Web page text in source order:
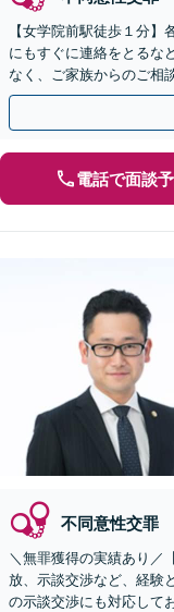
【女学院前駅徒歩１分
にもすぐに連絡をとるな
なく、ご家族からのご相
のご相談にも対応できま
電話で面談
不同意性交罪
＼無罪獲得の実績あり／
放、示談交渉など、経験
の示談交渉にも対応して